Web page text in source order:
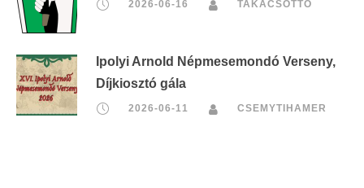
2026-06-16 TAKACSOTTO
Ipolyi Arnold Népmesemondó Verseny,
Díjkiosztó gála
2026-06-11 CSEMYTIHAMER